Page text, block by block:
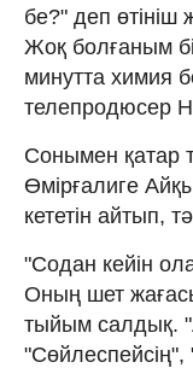
бе?" деп өтініш
Жоқ болғаным
минутта химия
телепродюсер
Сонымен қатар
Өмірғалиге
кететін айтып,
"Содан кейін
Оның шет
тыйым салдық.
"Сөйлеспейсің",